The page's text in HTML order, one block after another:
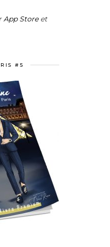
App Storeet
#5